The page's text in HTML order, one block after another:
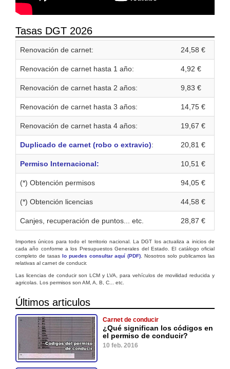
Tasas DGT 2026
Renovación de carnet: 24,58 €
Renovación de carnet hasta 1 año: 4,92 €
Renovación de carnet hasta 2 años: 9,83 €
Renovación de carnet hasta 3 años: 14,75 €
Renovación de carnet hasta 4 años: 19,67 €
Duplicado de carnet (robo o extravio): 20,81 €
Permiso Internacional: 10,51 €
(*) Obtención permisos 94,05 €
(*) Obtención licencias 44,58 €
Canjes, recuperación de puntos... etc. 28,87 €
Importes únicos para todo el territorio nacional. La DGT los actualiza a inicios de
cada año conforme a los Presupuestos Generales del Estado. El catálogo oficial
completo de tasas lo puedes consultar aquí (PDF) . Nosotros solo publicamos las
relativas al carnet de conducir.
Las licencias de conducir son LCM y LVA, para vehículos de movilidad reducida y
agricolas. Los permisos son AM, A, B, C... etc.
Últimos articulos
Carnet de conducir
¿Qué significan los códigos en
el permiso de conducir?
10 feb. 2016